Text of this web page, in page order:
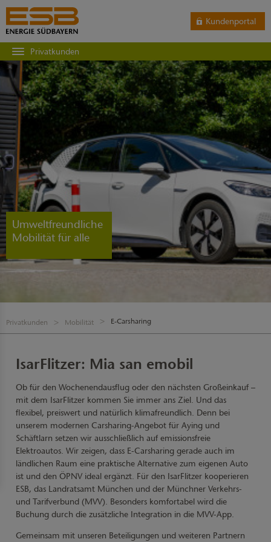
Kundenportal
Privatkunden
Umweltfreundliche
Mobilität für alle
Privatkunden Mobilität E-Carsharing
IsarFlitzer: Mia san emobil
Ob für den Wochenendausflug oder den nächsten Großeinkauf –
mit dem IsarFlitzer kommen Sie immer ans Ziel. Und das
flexibel, preiswert und natürlich klimafreundlich. Denn bei
unserem modernen Carsharing-Angebot für Aying und
Schäftlarn setzen wir ausschließlich auf emissionsfreie
Elektroautos. Wir zeigen, dass E-Carsharing gerade auch im
ländlichen Raum eine praktische Alternative zum eigenen Auto
ist und den ÖPNV ideal ergänzt. Für den IsarFlitzer kooperieren
ESB, das Landratsamt München und der Münchner Verkehrs-
und Tarifverbund (MVV). Besonders komfortabel wird die
Buchung durch die zusätzliche Integration in die MVV-App.
Gemeinsam mit unseren Beteiligungen und weiteren Partnern